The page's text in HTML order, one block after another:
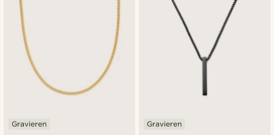
Gravieren Gravieren